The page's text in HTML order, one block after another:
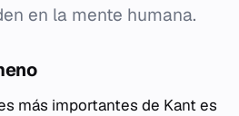
en la mente humana.
más importantes de Kant es